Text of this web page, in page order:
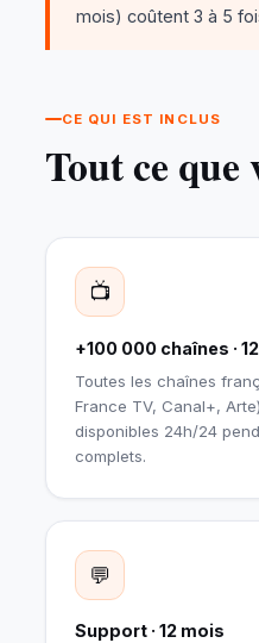
mois) coûtent 3 à 5
CE QUI EST INCLUS
Tout ce que
📺
+100 000 chaînes ·
Toutes les chaînes
France TV, Canal+,
disponibles 24h/24
complets.
💬
Support · 12 mois